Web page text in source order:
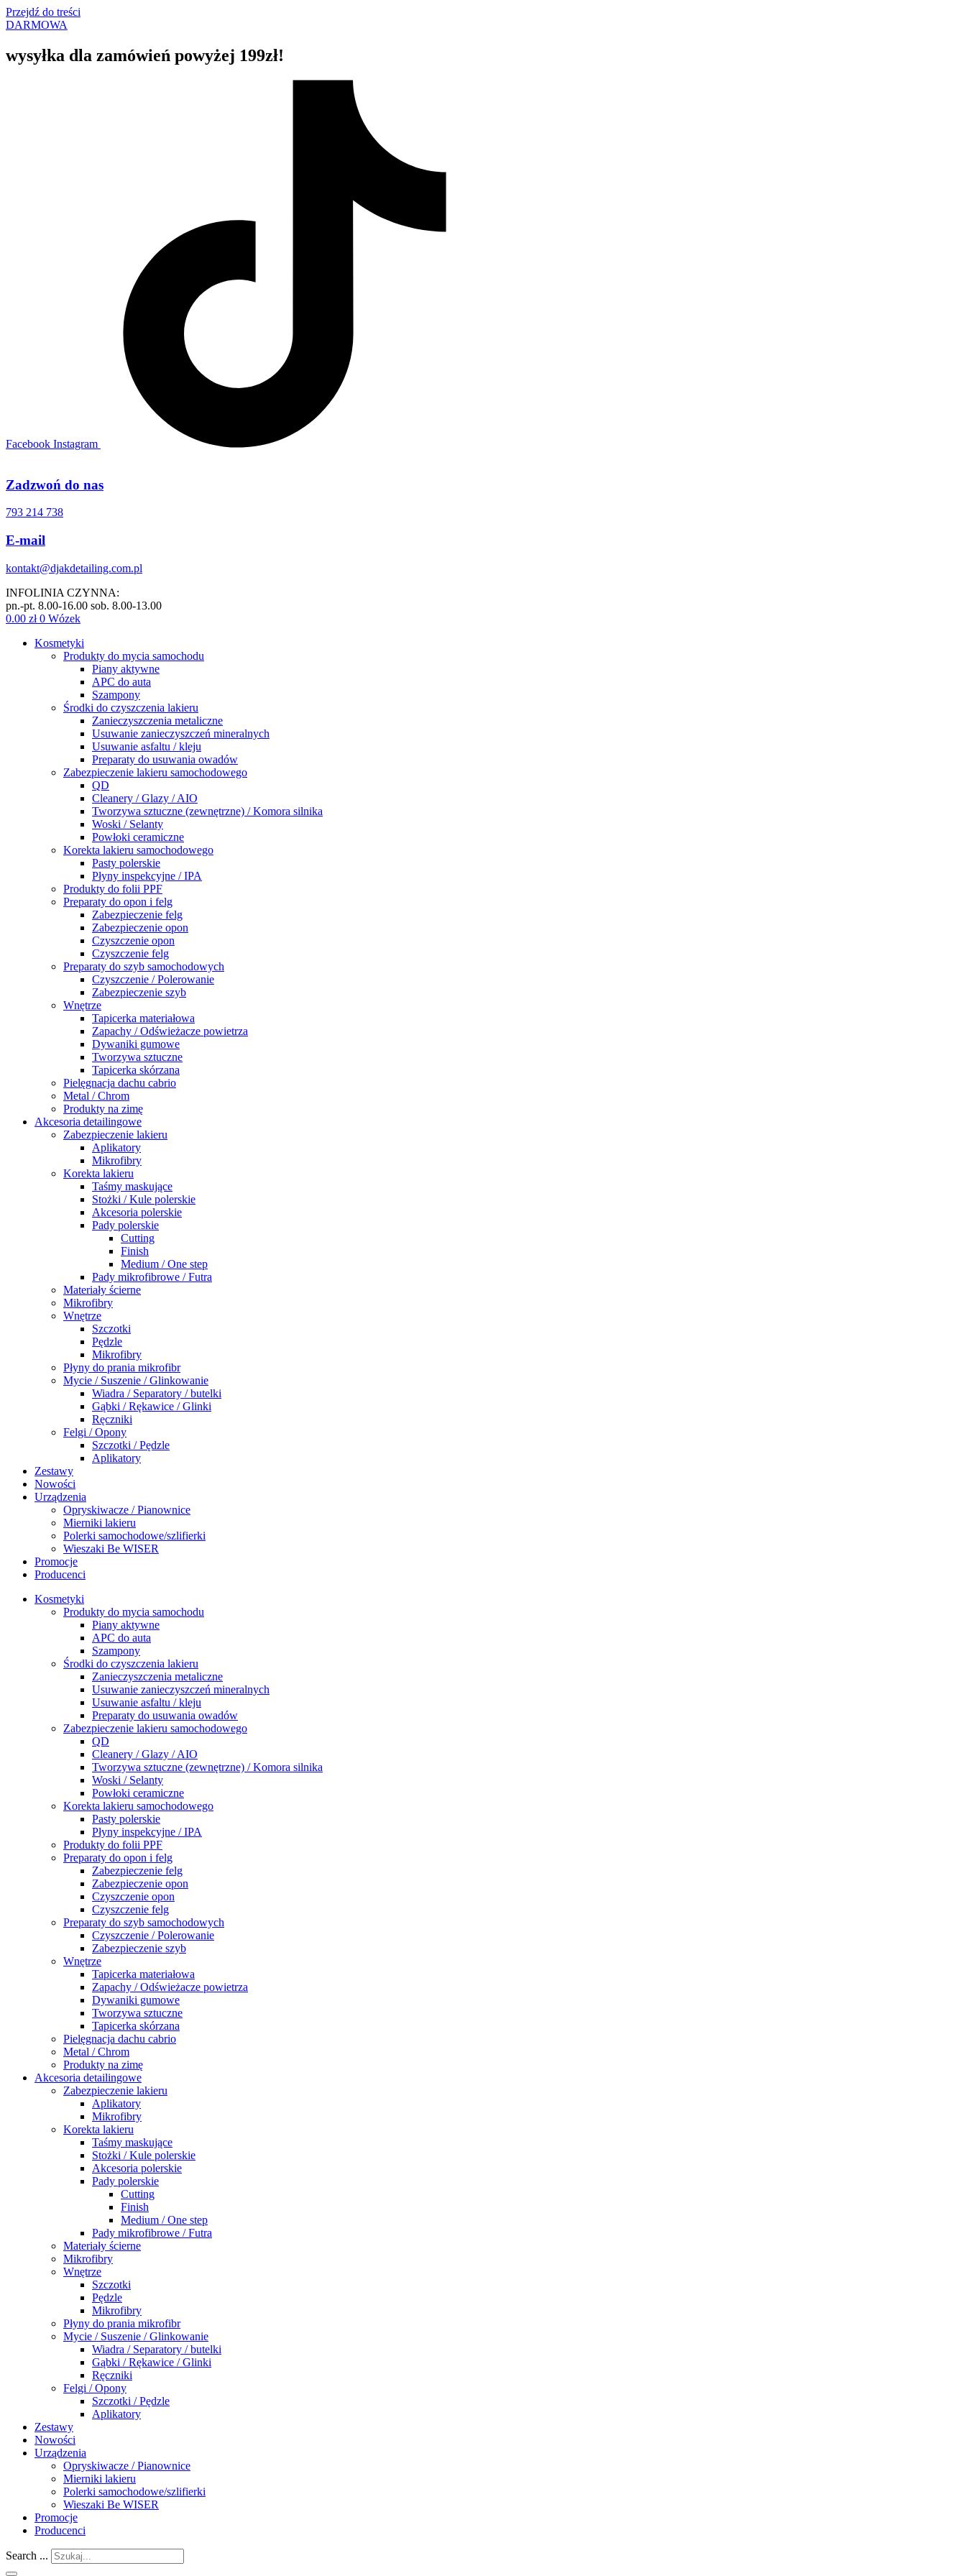
Przejdź do treści
DARMOWA
wysyłka dla zamówień powyżej 199zł!
Facebook Instagram
Zadzwoń do nas
793 214 738
E-mail
kontakt@djakdetailing.com.pl
INFOLINIA CZYNNA:
pn.-pt. 8.00-16.00 sob. 8.00-13.00
0.00 zł 0 Wózek
Kosmetyki
Produkty do mycia samochodu
Piany aktywne
APC do auta
Szampony
Środki do czyszczenia lakieru
Zanieczyszczenia metaliczne
Usuwanie zanieczyszczeń mineralnych
Usuwanie asfaltu / kleju
Preparaty do usuwania owadów
Zabezpieczenie lakieru samochodowego
QD
Cleanery / Glazy / AIO
Tworzywa sztuczne (zewnętrzne) / Komora silnika
Woski / Selanty
Powłoki ceramiczne
Korekta lakieru samochodowego
Pasty polerskie
Płyny inspekcyjne / IPA
Produkty do folii PPF
Preparaty do opon i felg
Zabezpieczenie felg
Zabezpieczenie opon
Czyszczenie opon
Czyszczenie felg
Preparaty do szyb samochodowych
Czyszczenie / Polerowanie
Zabezpieczenie szyb
Wnętrze
Tapicerka materiałowa
Zapachy / Odświeżacze powietrza
Dywaniki gumowe
Tworzywa sztuczne
Tapicerka skórzana
Pielęgnacja dachu cabrio
Metal / Chrom
Produkty na zimę
Akcesoria detailingowe
Zabezpieczenie lakieru
Aplikatory
Mikrofibry
Korekta lakieru
Taśmy maskujące
Stożki / Kule polerskie
Akcesoria polerskie
Pady polerskie
Cutting
Finish
Medium / One step
Pady mikrofibrowe / Futra
Materiały ścierne
Mikrofibry
Wnętrze
Szczotki
Pędzle
Mikrofibry
Płyny do prania mikrofibr
Mycie / Suszenie / Glinkowanie
Wiadra / Separatory / butelki
Gąbki / Rękawice / Glinki
Ręczniki
Felgi / Opony
Szczotki / Pędzle
Aplikatory
Zestawy
Nowości
Urządzenia
Opryskiwacze / Pianownice
Mierniki lakieru
Polerki samochodowe/szlifierki
Wieszaki Be WISER
Promocje
Producenci
Kosmetyki
Produkty do mycia samochodu
Piany aktywne
APC do auta
Szampony
Środki do czyszczenia lakieru
Zanieczyszczenia metaliczne
Usuwanie zanieczyszczeń mineralnych
Usuwanie asfaltu / kleju
Preparaty do usuwania owadów
Zabezpieczenie lakieru samochodowego
QD
Cleanery / Glazy / AIO
Tworzywa sztuczne (zewnętrzne) / Komora silnika
Woski / Selanty
Powłoki ceramiczne
Korekta lakieru samochodowego
Pasty polerskie
Płyny inspekcyjne / IPA
Produkty do folii PPF
Preparaty do opon i felg
Zabezpieczenie felg
Zabezpieczenie opon
Czyszczenie opon
Czyszczenie felg
Preparaty do szyb samochodowych
Czyszczenie / Polerowanie
Zabezpieczenie szyb
Wnętrze
Tapicerka materiałowa
Zapachy / Odświeżacze powietrza
Dywaniki gumowe
Tworzywa sztuczne
Tapicerka skórzana
Pielęgnacja dachu cabrio
Metal / Chrom
Produkty na zimę
Akcesoria detailingowe
Zabezpieczenie lakieru
Aplikatory
Mikrofibry
Korekta lakieru
Taśmy maskujące
Stożki / Kule polerskie
Akcesoria polerskie
Pady polerskie
Cutting
Finish
Medium / One step
Pady mikrofibrowe / Futra
Materiały ścierne
Mikrofibry
Wnętrze
Szczotki
Pędzle
Mikrofibry
Płyny do prania mikrofibr
Mycie / Suszenie / Glinkowanie
Wiadra / Separatory / butelki
Gąbki / Rękawice / Glinki
Ręczniki
Felgi / Opony
Szczotki / Pędzle
Aplikatory
Zestawy
Nowości
Urządzenia
Opryskiwacze / Pianownice
Mierniki lakieru
Polerki samochodowe/szlifierki
Wieszaki Be WISER
Promocje
Producenci
Search ...